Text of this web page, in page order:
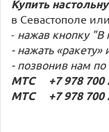
Купить
в Севастополе
- нажав кнопку "В
- нажать
- позвонив нам
МТС +7 978 700
МТС +7 978 700